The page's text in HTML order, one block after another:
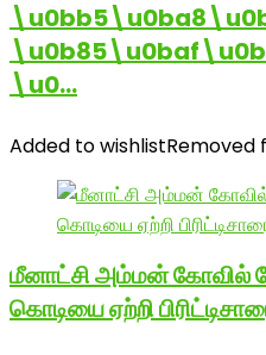
\u0…
Added to wishlistRemoved
மீனாட்சி அம்மன் கோவில்
கொடியை ஏற்றி